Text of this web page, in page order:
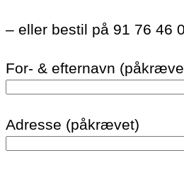
– eller bestil på 91 76 46
For- & efternavn
Adresse (påkrævet)